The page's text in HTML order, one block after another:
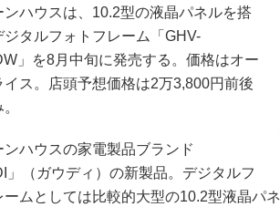
ハウスは、10.2型の液晶パネルを搭
ジタルフォトフレーム「GHV-
」を8月中旬に発売する。価格はオー
イス。店頭予想価格は2万3,800円前後
ハウスの家電製品ブランド
」（ガウディ）の新製品。デジタルフ
ームとしては比較的大型の10.2型液晶パ